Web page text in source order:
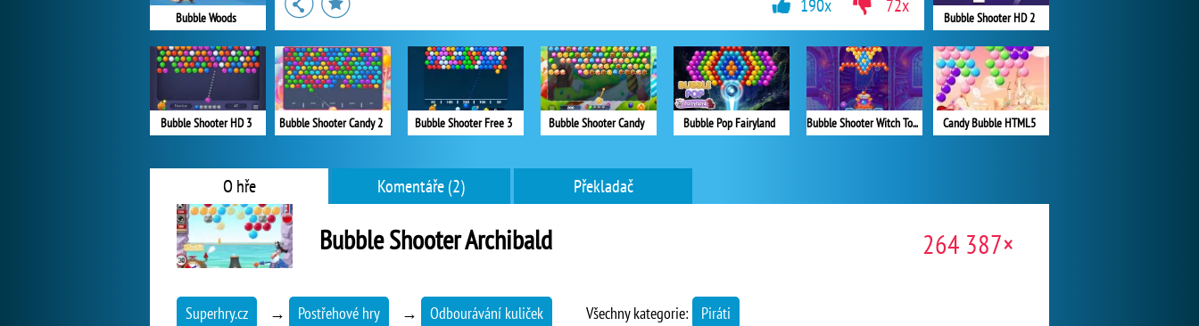
Bubble Woods
Bubble Shooter HD 3
Bubble Shooter HD 2
Candy Bubble HTML5
Bubble Shooter Candy 2 Bubble Shooter Free 3 Bubble Shooter Candy Bubble Pop Fairyland Bubble Shooter Witch Tower
190x 72x
O hře Komentáře (2) Překladač
Bubble Shooter Archibald 264 387×
Superhry.cz → Postřehové hry → Odbourávání kuliček Všechny kategorie: Piráti